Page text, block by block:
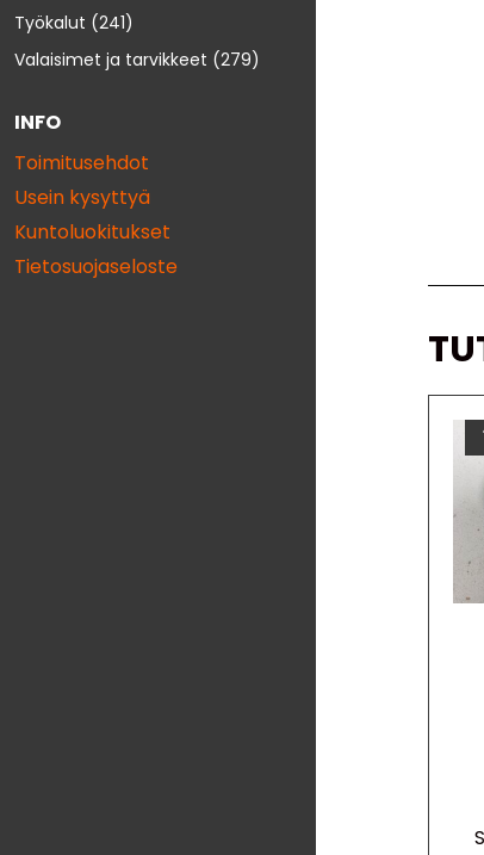
Työkalut (241)
Valaisimet ja tarvikkeet (279)
INFO
Toimitusehdot
Usein kysyttyä
Kuntoluokitukset
Tietosuojaseloste